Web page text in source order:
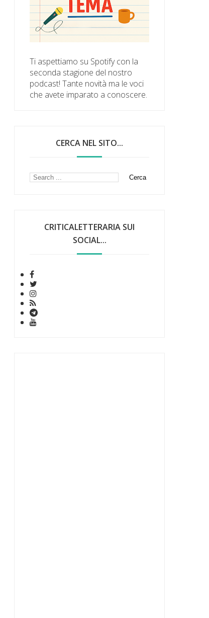
Ti aspettiamo su Spotify con la
seconda stagione del nostro
podcast! Tante novità ma le voci
che avete imparato a conoscere.
CERCA NEL SITO...
CRITICALETTERARIA SUI
SOCIAL...